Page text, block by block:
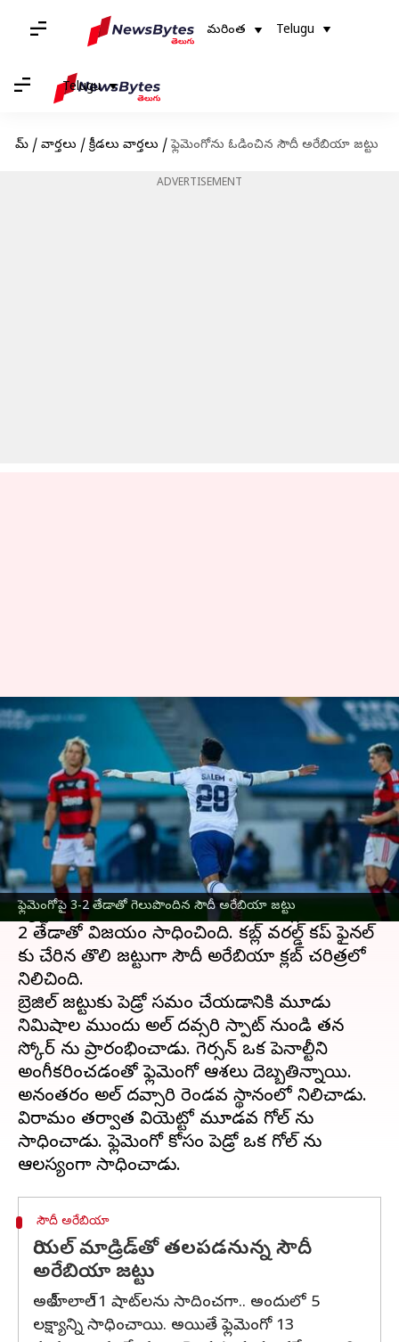
మరింత Telugu
Telugu
హోమ్ / వార్తలు / క్రీడలు వార్తలు / ఫ్లెమెంగో‌ను ఓడించిన సౌదీ అరేబియా జట్టు
ADVERTISEMENT
ఫ్లెమెంగోపై 3-2 తేడాతో గెలుపొందిన సౌదీ అరేబియా జట్టు
ఫ్లెమెంగో‌ను ఓడించిన సౌదీ అరేబియా
జట్టు
వ్రాసిన వారు Jayachandra Akuri Feb 08, 2023 03:44 pm
ఈ వార్తాకథనం ఏంటి
మొరాకోలోని టాంజియర్‌లో జరుగుతున్న ఫిఫా క్లబ్ వరల్డ్
కప్ సెమీ ఫైనల్‌లోసౌదీ అరేబియా క్లబ్అద్భుతాన్ని
సృష్టించింది. అల్ హిలాల్ బ్రెజిల్ దిగ్గజం ఫ్లెమెంగోపై 3-
2 తేడాతో విజయం సాధించింది. కబ్ల్ వరల్డ్ కప్ ఫైనల్
కు చేరిన తొలి జట్టుగా సౌదీ అరేబియా క్లబ్ చరిత్రలో
నిలిచింది.
బ్రెజిల్ జట్టుకు పెడ్రో సమం చేయడానికి మూడు
నిమిషాల ముందు అల్ దవ్సరి స్పాట్ నుండి తన
స్కోర్ ను ప్రారంభించాడు. గెర్సన్ ఒక పెనాల్టీని
అంగీకరించడంతో ఫ్లెమెంగో ఆశలు దెబ్బతిన్నాయి.
అనంతరం అల్ దవ్సారి రెండవ స్థానంలో నిలిచాడు.
విరామం తర్వాత వియెట్టో మూడవ గోల్ ను
సాధించాడు. ఫ్లెమెంగో కోసం పెడ్రో ఒక గోల్ ను
సౌదీ అరేబియా
రియల్ మాడ్రిడ్‌తో తలపడనున్న సౌదీ
అరేబియా జట్టు
అల్ హిలాల్ 11 షాట్‌లను సాదించగా.. అందులో 5
లక్ష్యాన్ని సాధించాయి. అయితే ఫ్లెమెంగో 13